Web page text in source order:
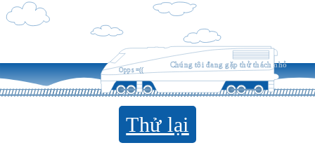
Opps =((
Chúng tôi đang gặp thử thách nhỏ
Thử lại